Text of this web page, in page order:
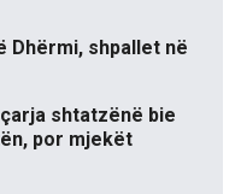
Dhërmi, shpallet në
shtatzënë bie
por mjekët